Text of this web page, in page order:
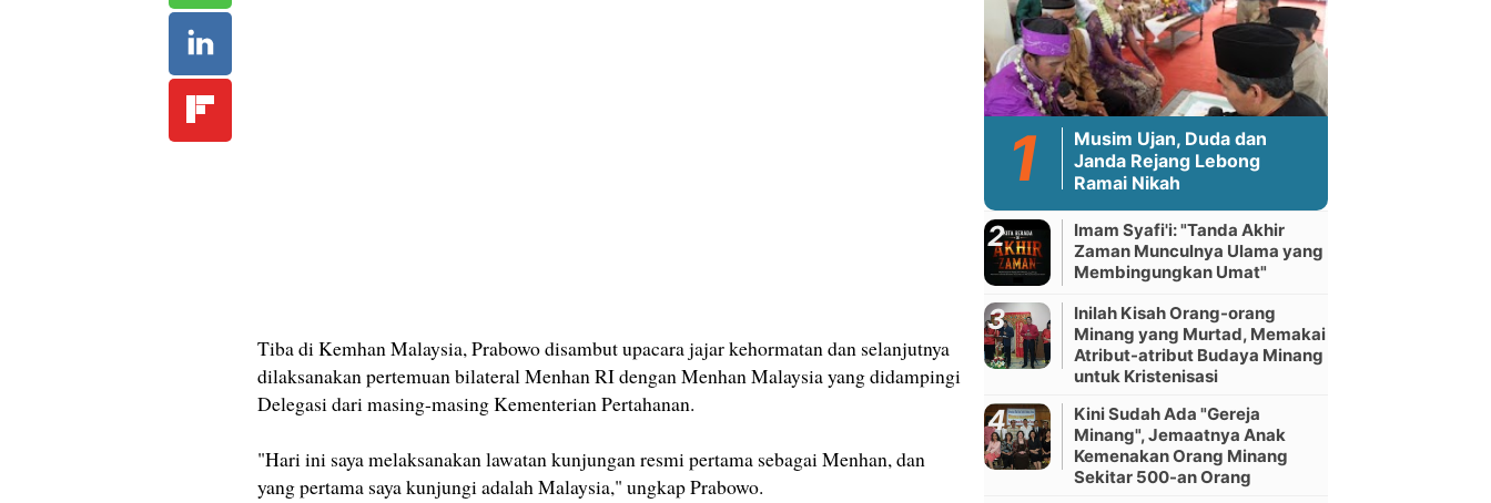
Tiba di Kemhan Malaysia, Prabowo disambut upacara jajar kehormatan dan selanjutnya
dilaksanakan pertemuan bilateral Menhan RI dengan Menhan Malaysia yang didampingi
Delegasi dari masing-masing Kementerian Pertahanan.
"Hari ini saya melaksanakan lawatan kunjungan resmi pertama sebagai Menhan, dan
yang pertama saya kunjungi adalah Malaysia," ungkap Prabowo.
Musim Ujan, Duda dan
Janda Rejang Lebong
Ramai Nikah
Imam Syafi'i: "Tanda Akhir
Zaman Munculnya Ulama yang
Membingungkan Umat"
Inilah Kisah Orang-orang
Minang yang Murtad, Memakai
Atribut-atribut Budaya Minang
untuk Kristenisasi
Kini Sudah Ada "Gereja
Minang", Jemaatnya Anak
Kemenakan Orang Minang
Sekitar 500-an Orang